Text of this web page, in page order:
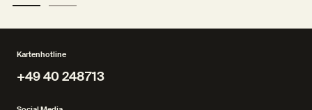
Kartenhotline
+49 40 248713